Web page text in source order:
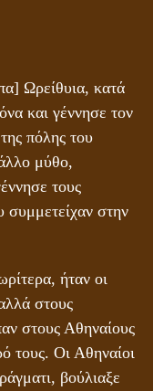
Ωρείθυια, κατά
και γέννησε τον
πόλης του
μύθο,
τους
στην
ήταν οι
στους
στους Αθηναίους
τους. Οι Αθηναίοι
βούλιαξε